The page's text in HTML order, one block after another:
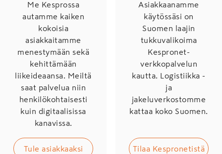
Me Kesprossa
autamme kaiken
kokoisia
asiakkaitamme
menestymään sekä
kehittämään
liikeideaansa. Meiltä
saat palvelua niin
henkilökohtaisesti
kuin digitaalisissa
kanavissa.
Tule asiakkaaksi
Asiakkaanamme
käytössäsi on
Suomen laajin
tukkuvalikoima
Kespronet-
verkkopalvelun
kautta. Logistiikka -
ja
jakeluverkostomme
kattaa koko Suomen.
Tilaa Kespronetistä